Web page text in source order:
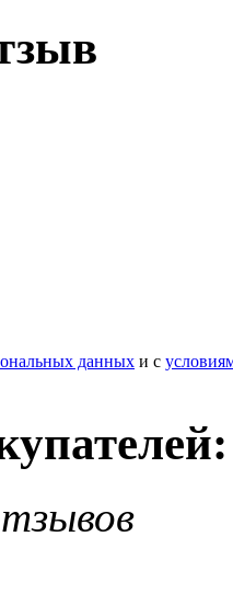
данных и с